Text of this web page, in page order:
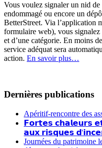
Vous voulez signaler un nid
endommagé ou encore un
BetterStreet. Via l’application
formulaire web), vous
et d’une catégorie. En moins
service adéquat sera
action. En savoir plus…
Dernières publications
Apéritif-rencontre des
𝗙𝗼𝗿𝘁𝗲𝘀 𝗰𝗵𝗮𝗹𝗲𝘂𝗿𝘀
𝗮𝘂𝘅 𝗿𝗶𝘀𝗾𝘂𝗲𝘀
Journées du patrimoine